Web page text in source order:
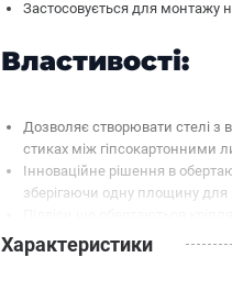
Застосовується для монтажу
Властивості:
Дозволяє створювати стелі з
стиках між гіпсокартонними
Інноваційне рішення в
зберігаючи одну площину для
Спеціальні поздовжні
в одній площині
Характеристики